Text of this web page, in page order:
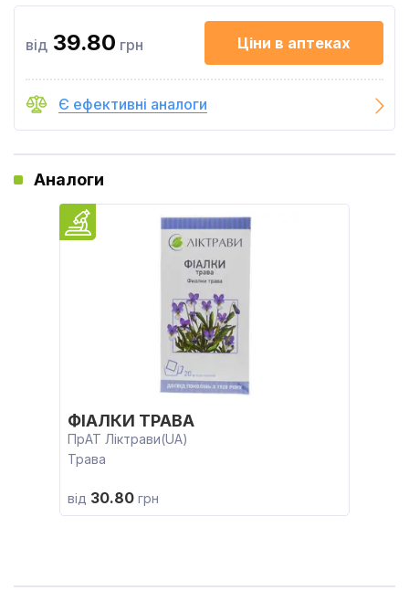
від 39.80 грн Ціни в аптеках
Є ефективні аналоги
Аналоги
ФІАЛКИ ТРАВА
ПрАТ Ліктрави(UA)
Трава
від 30.80 грн